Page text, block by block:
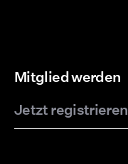
Mitglied werden
Jetzt registrieren